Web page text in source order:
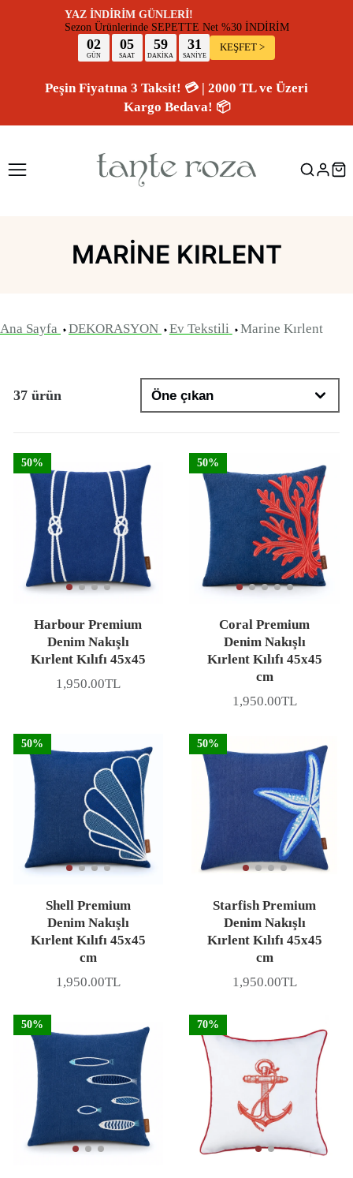
YAZ İNDİRİM GÜNLERİ!
Sezon Ürünlerinde SEPETTE Net %30
02 05 59 30 KEŞFET >
Peşin Fiyatına 3 Taksit! 💳 | 2000 TL ve Üzeri
Kargo Bedava! 📦
MARINE KIRLENT
Ana Sayfa DEKORASYON Ev Tekstili Marine Kırlent
37 ürün
50%
Harbour Premium
Denim Nakışlı
Kırlent Kılıfı 45x45
Fiyat
1,950.00TL
50%
Coral Premium
Denim Nakışlı
Kırlent Kılıfı 45x45
cm
Fiyat
1,950.00TL
50%
Shell Premium
Denim Nakışlı
Kırlent Kılıfı 45x45
cm
Fiyat
1,950.00TL
50%
Starfish Premium
Denim Nakışlı
Kırlent Kılıfı 45x45
cm
Fiyat
1,950.00TL
50% 70%